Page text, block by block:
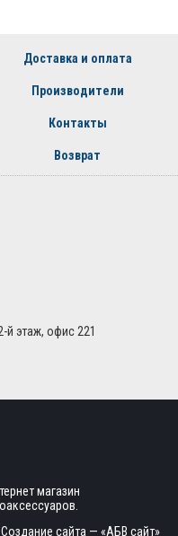
Доставка и оплата
Производители
Контакты
Возврат
й этаж, офис 221
магазин
Создание сайта — «АБВ сайт»